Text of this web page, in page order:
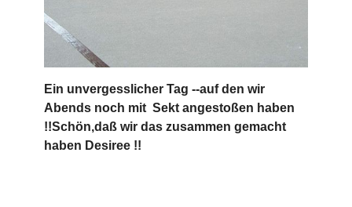
Ein unvergesslicher Tag --auf den wir
Abends noch mit Sekt angestoßen haben
!!Schön,daß wir das zusammen gemacht
haben Desiree !!